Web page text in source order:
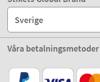
Sverige
Våra betalningsmetoder